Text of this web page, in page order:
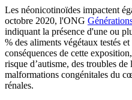
Les néonicotinoïdes impactent
octobre 2020, l'ONG
indiquant la présence d'une ou
% des aliments végétaux testés
conséquences de cette
risque d’autisme, des troubles
malformations congénitales du
rénales.